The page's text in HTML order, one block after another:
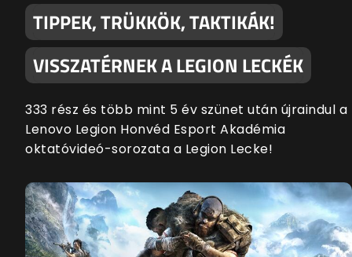
TIPPEK, TRÜKKÖK, TAKTIKÁK!
VISSZATÉRNEK A LEGION LECKÉK
333 rész és több mint 5 év szünet után újraindul a
Lenovo Legion Honvéd Esport Akadémia
oktatóvideó-sorozata a Legion Lecke!